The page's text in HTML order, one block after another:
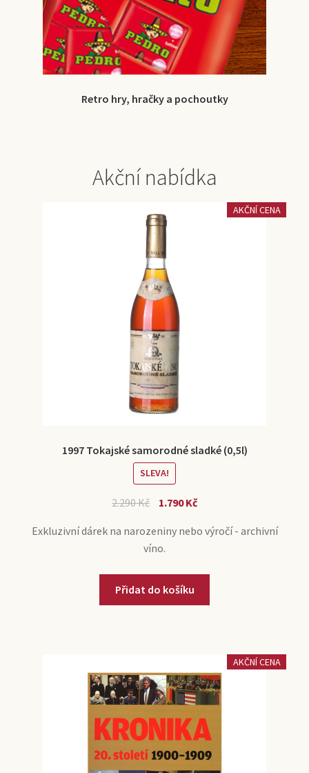
Retro hry, hračky a pochoutky
Akční nabídka
AKČNÍ CENA
1997 Tokajské samorodné sladké (0,5l)
SLEVA!
2.290Kč 1.790Kč
Exkluzivní dárek na narozeniny nebo výročí - archivní
víno.
Přidat do košíku
AKČNÍ CENA